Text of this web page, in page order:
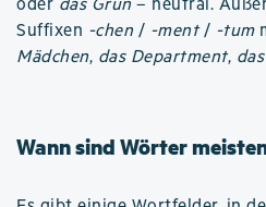
oder das Grün – neutral.
Suffixen -chen / -ment/ -tum
Mädchen, das Department,
Wann sind Wörter